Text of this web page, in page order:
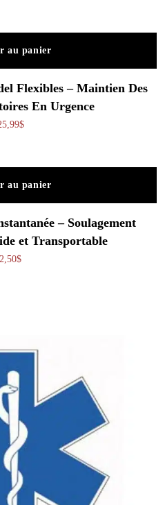
au panier
Flexibles – Maintien Des
En Urgence
$
au panier
– Soulagement
et Transportable
2,50$